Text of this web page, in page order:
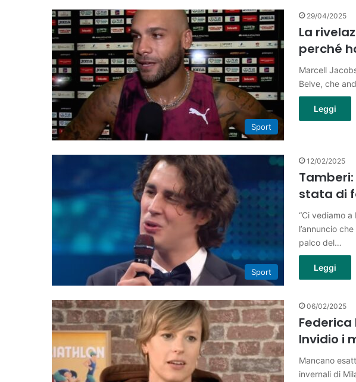
Sport
29/04/2025
La
perché
Marcell
Belve, che
Leggi
Sport
12/02/2025
stata di
“Ci vediamo
l’annuncio
palco del…
Leggi
06/02/2025
Invidio i
Mancano
invernali di